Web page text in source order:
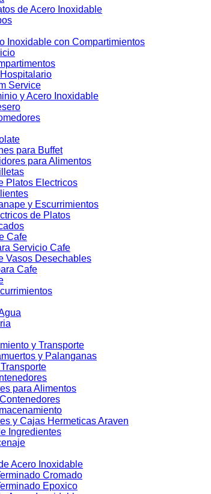
de Acero Inoxidable
Inoxidable con Compartimientos
Service
y Acero Inoxidable
para Buffet
para Alimentos
Platos Electricos
y Escurrimientos
de Platos
Cafe
Servicio Cafe
Vasos Desechables
Cafe
y Transporte
y Palanganas
para Alimentos
y Cajas Hermeticas Araven
Ingredientes
Acero Inoxidable
Cromado
Epoxico